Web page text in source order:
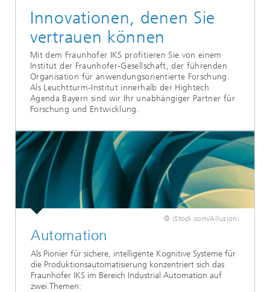
Innovationen, denen Sie
vertrauen können
Mit dem Fraunhofer IKS profitieren Sie von einem
Institut der Fraunhofer-Gesellschaft, der führenden
Organisation für anwendungsorientierte Forschung.
Als Leuchtturm-Institut innerhalb der Hightech
Agenda Bayern sind wir Ihr unabhängiger Partner für
Forschung und Entwicklung.
© iStock.com/Allusioni
Automation
Als Pionier für sichere, intelligente Kognitive Systeme für
die Produktionsautomatisierung konzentriert sich das
Fraunhofer IKS im Bereich Industrial Automation auf
zwei Themen: